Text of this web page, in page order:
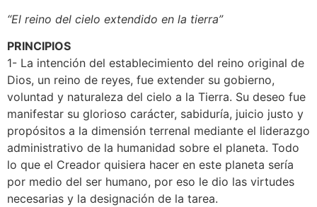
“El reino del cielo extendido en la tierra”
PRINCIPIOS
1- La intención del establecimiento del reino original de
Dios, un reino de reyes, fue extender su gobierno,
voluntad y naturaleza del cielo a la Tierra. Su deseo fue
manifestar su glorioso carácter, sabiduría, juicio justo y
propósitos a la dimensión terrenal mediante el liderazgo
administrativo de la humanidad sobre el planeta. Todo
lo que el Creador quisiera hacer en este planeta sería
por medio del ser humano, por eso le dio las virtudes
necesarias y la designación de la tarea.